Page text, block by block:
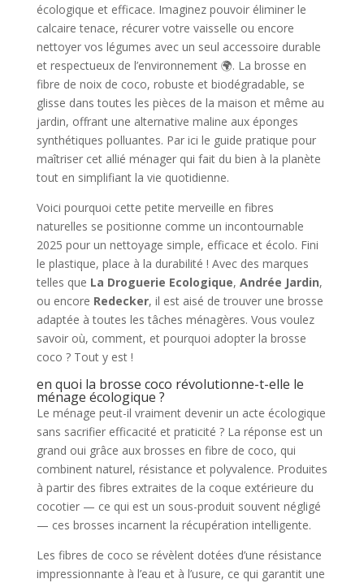
écologique et efficace. Imaginez pouvoir éliminer le
calcaire tenace, récurer votre vaisselle ou encore
nettoyer vos légumes avec un seul accessoire durable
et respectueux de l’environnement 🌍. La brosse en
fibre de noix de coco, robuste et biodégradable, se
glisse dans toutes les pièces de la maison et même au
jardin, offrant une alternative maline aux éponges
synthétiques polluantes. Par ici le guide pratique pour
maîtriser cet allié ménager qui fait du bien à la planète
tout en simplifiant la vie quotidienne.
Voici pourquoi cette petite merveille en fibres
naturelles se positionne comme un incontournable
2025 pour un nettoyage simple, efficace et écolo. Fini
le plastique, place à la durabilité ! Avec des marques
telles que La Droguerie Ecologique, Andrée Jardin,
ou encore Redecker, il est aisé de trouver une brosse
adaptée à toutes les tâches ménagères. Vous voulez
savoir où, comment, et pourquoi adopter la brosse
coco ? Tout y est !
en quoi la brosse coco révolutionne-t-elle le
ménage écologique ?
Le ménage peut-il vraiment devenir un acte écologique
sans sacrifier efficacité et praticité ? La réponse est un
grand oui grâce aux brosses en fibre de coco, qui
combinent naturel, résistance et polyvalence. Produites
à partir des fibres extraites de la coque extérieure du
cocotier — ce qui est un sous-produit souvent négligé
— ces brosses incarnent la récupération intelligente.
Les fibres de coco se révèlent dotées d’une résistance
impressionnante à l’eau et à l’usure, ce qui garantit une